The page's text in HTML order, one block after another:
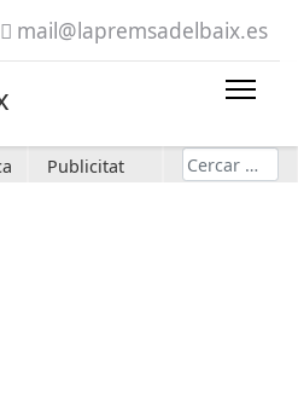
mail@lapremsadelbaix.es
Publicitat Cerca